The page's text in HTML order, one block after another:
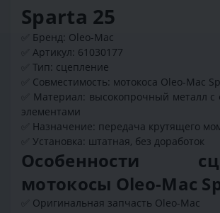
Sparta 25
✅ Бренд: Oleo-Mac
✅ Артикул: 61030177
✅ Тип: сцепление
✅ Совместимость: мотокоса Oleo-Mac
✅ Материал: высокопрочный металл
элементами
✅ Назначение: передача крутящего
✅ Установка: штатная, без доработок
Особенности
мотокосы Oleo-Mac
✅ Оригинальная запчасть Oleo-Mac